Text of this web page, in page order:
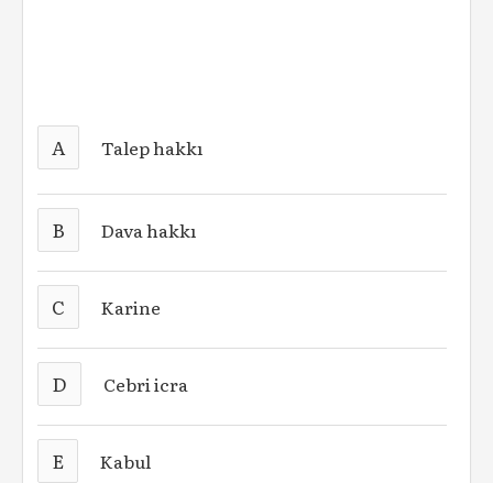
A Talep hakkı
B Dava hakkı
C Karine
D Cebri icra
E Kabul